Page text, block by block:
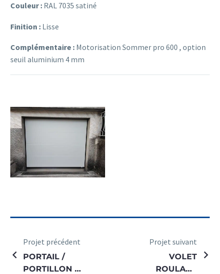
Couleur : RAL 7035 satiné
Finition : Lisse
Complémentaire : Motorisation Sommer pro 600 , option
seuil aluminium 4 mm
Projet précédent
PORTAIL /
PORTILLON /
Projet suivant
VOLET
ROULANT